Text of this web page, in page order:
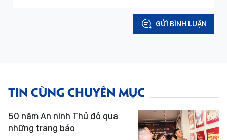
GỬI BÌNH LUẬN
TIN CÙNG CHUYÊN MỤC
50 năm An ninh Thủ đô qua
những trang báo